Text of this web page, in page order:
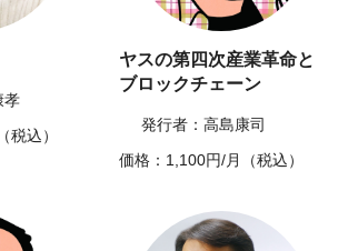
孝
税込）
ヤスの第四次産業革命と
ブロックチェーン
発行者：高島康司
価格：1,100円/月（税込）